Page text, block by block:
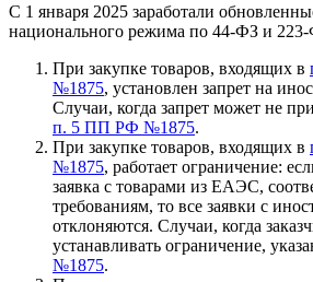
С 1 января 2025 заработали
национального режима по 44-ФЗ и
При закупке товаров, входящих в
№1875, установлен запрет на
Случаи, когда запрет может не
п. 5 ПП РФ №1875.
При закупке товаров, входящих в
№1875, работает ограничение:
заявка с товарами из ЕАЭС,
требованиям, то все заявки с
отклоняются. Случаи, когда
устанавливать ограничение,
№1875.